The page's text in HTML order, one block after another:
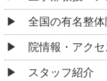
全国の有名整
院情報・アクセ
スタッフ紹介